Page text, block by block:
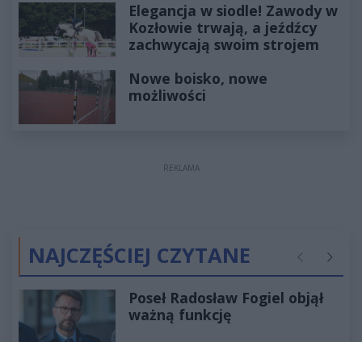
Elegancja w siodle! Zawody w
Kozłowie trwają, a jeźdźcy
zachwycają swoim strojem
Nowe boisko, nowe
możliwości
REKLAMA
NAJCZĘŚCIEJ CZYTANE Poprzednie
Poseł Radosław Fogiel objął
ważną funkcję